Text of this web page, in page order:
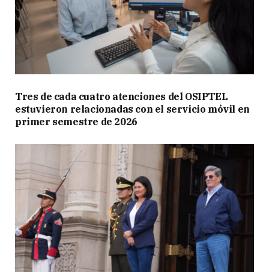
Tres de cada cuatro atenciones del OSIPTEL
estuvieron relacionadas con el servicio móvil en
primer semestre de 2026